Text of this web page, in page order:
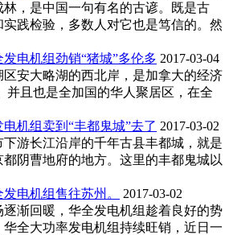
，是中国一句有名的古谚。既是古
践检验，多数人对它也是笃信的。然
电机组劲销“猪城”多伦多 2017-03-04
安大略湖的西北岸，是加拿大的经济
并且也是全加国的华人聚居区，在全
机组卖到“丰都鬼城”去了 2017-03-02
游长江沿岸的千年古县丰都城，就是
阴曹地府的地方。这里的丰都鬼城以
电机组售往苏州。
2017-03-02
渐回暖，华全发电机组趁着良好的势
全大功率发电机组持续旺销，近日一